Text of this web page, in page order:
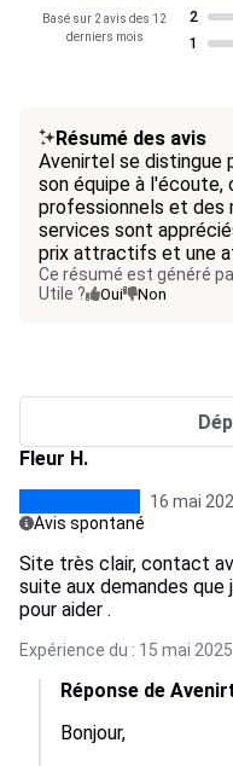
Basé sur 2 avis des 12
derniers mois
2
1
Résumé des avis
Avenirtel se distingue
son équipe à
professionnels et des
services sont
prix attractifs et une
Ce résumé est généré
Utile ?
Oui Non
Fleur H.
16 mai
Avis spontané
Site très clair, contact
suite aux demandes
pour aider .
Expérience du : 15 mai 2025
Réponse de
Bonjour,